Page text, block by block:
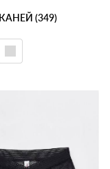
(349)